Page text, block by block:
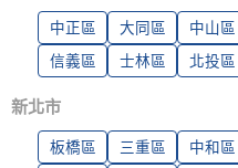
中正區 大同區 中山區
信義區
士林區 北投區
新北市
板橋區 三重區 中和區